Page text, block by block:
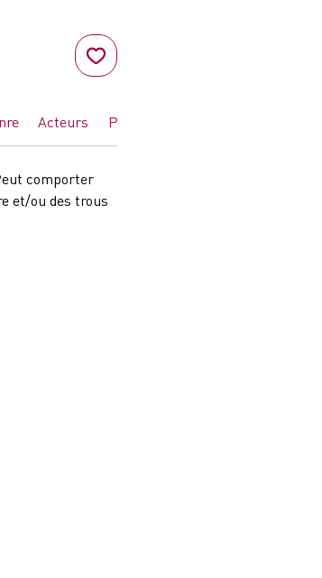
Acteurs Pays d'impression
comporter
et/ou des trous